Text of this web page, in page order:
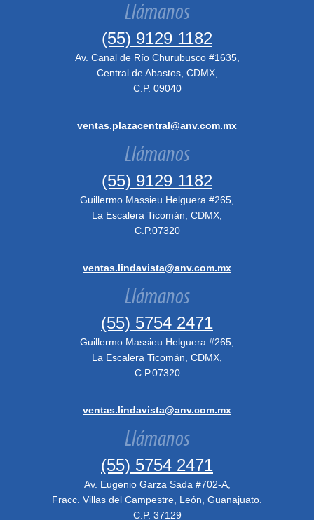
Llámanos
(55) 9129 1182
Av. Canal de Río Churubusco #1635,
Central de Abastos, CDMX,
C.P. 09040
ventas.plazacentral@anv.com.mx
Llámanos
(55) 9129 1182
Guillermo Massieu Helguera #265,
La Escalera Ticomán, CDMX,
C.P.07320
ventas.lindavista@anv.com.mx
Llámanos
(55) 5754 2471
Guillermo Massieu Helguera #265,
La Escalera Ticomán, CDMX,
C.P.07320
ventas.lindavista@anv.com.mx
Llámanos
(55) 5754 2471
Av. Eugenio Garza Sada #702-A,
Fracc. Villas del Campestre, León, Guanajuato.
C.P. 37129